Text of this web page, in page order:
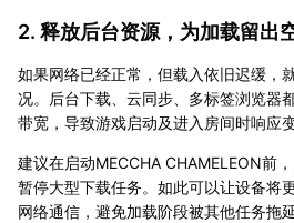
2. 释放后台资源，为加载留出
如果网络已经正常，但载入依旧迟缓，
况。后台下载、云同步、多标签浏览器
带宽，导致游戏启动及进入房间时响应变
建议在启动MECCHA CHAMELEON前
暂停大型下载任务。如此可以让设备将
网络通信，避免加载阶段被其他任务拖延